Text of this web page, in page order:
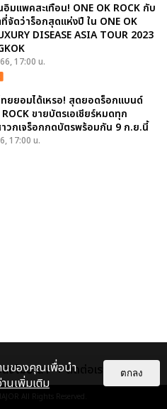
มแพคสะเทือน! ONE OK ROCK กับ
จัดว่าร็อกสุดแห่งปี ใน ONE OK
DISEASE ASIA TOUR 2023
17:00 น.
ยยอมได้เหรอ! สุดยอดร็อกแบนด์
ขายบัตรเอเชียร์หมดทุก
าวกเจร็อกกดบัตรพร้อมกัน 9 ก.ย.นี้
17:00 น.
งโฆษณา ติดต่อเรา
All Rights Reserved.
นของคุณเพื่อนำ
นเพิ่มเติม
ตกลง